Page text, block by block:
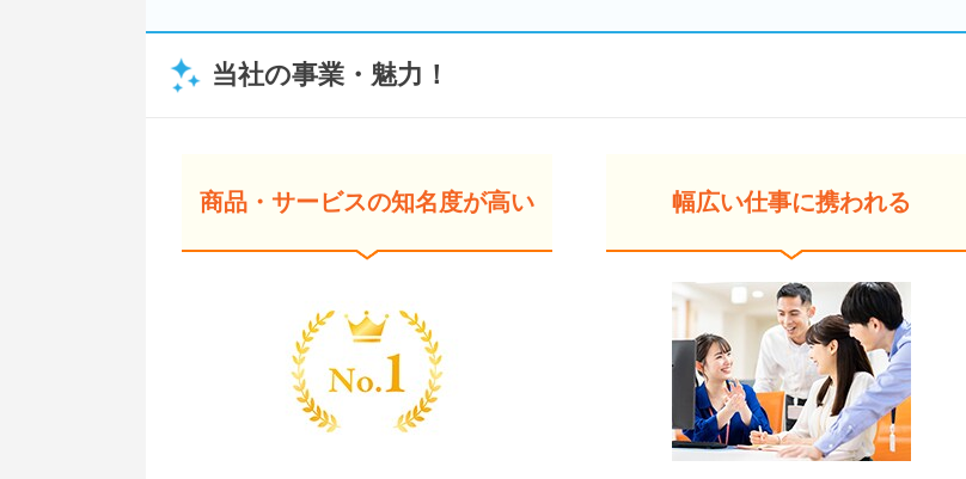
当社の事業・魅力！
商品・サービスの知名度が高い 幅広い仕事に携われる